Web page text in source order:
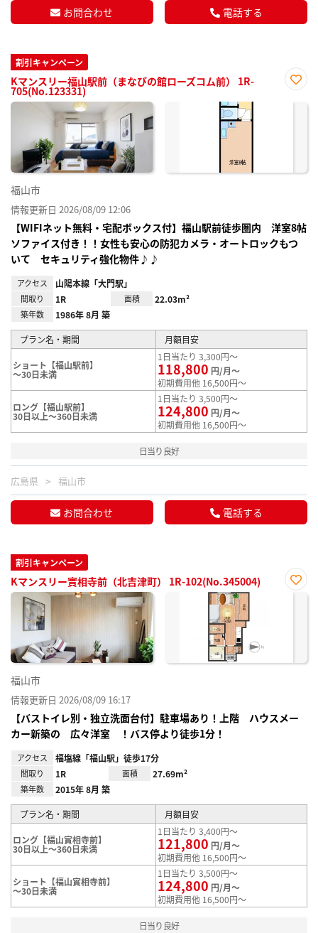
お問合わせ 電話する
割引キャンペーン
Kマンスリー福山駅前（まなびの館ローズコム前） 1R-
705(No.123331)
に入
福山市
情報更新日 2026/08/09 12:06
【WIFIネット無料・宅配ボックス付】福山駅前徒歩圏内 洋室8帖
ソファイス付き！！女性も安心の防犯カメラ・オートロックもつ
いて セキュリティ強化物件♪♪
アクセス 山陽本線「大門駅」
間取り 1R 面積 22.03m²
築年数 1986年 8月 築
プラン名・期間 月額目安
ショート【福山駅前】
～30日未満
1日当たり 3,300円～
118,800 円/月～
初期費用他 16,500円～
ロング【福山駅前】
30日以上～360日未満
1日当たり 3,500円～
124,800 円/月～
初期費用他 16,500円～
日当り良好
広島県 福山市
お問合わせ 電話する
割引キャンペーン
Kマンスリー實相寺前（北吉津町） 1R-102(No.345004)
お気
福山市
情報更新日 2026/08/09 16:17
【バストイレ別・独立洗面台付】駐車場あり！上階 ハウスメー
カー新築の 広々洋室 ！バス停より徒歩1分！
アクセス 福塩線「福山駅」徒歩17分
間取り 1R 面積 27.69m²
築年数 2015年 8月 築
プラン名・期間 月額目安
ロング【福山實相寺前】
30日以上～360日未満
1日当たり 3,400円～
121,800 円/月～
初期費用他 16,500円～
ショート【福山實相寺前】
～30日未満
1日当たり 3,500円～
124,800 円/月～
初期費用他 16,500円～
日当り良好